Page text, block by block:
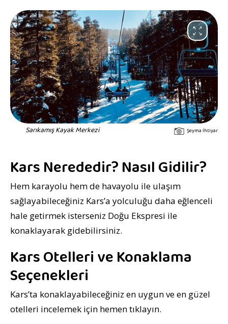
Sarıkamış Kayak Merkezi Şeyma İhtiyar
Kars Nerededir? Nasıl Gidilir?
Hem karayolu hem de havayolu ile ulaşım
sağlayabileceğiniz Kars’a yolculuğu daha eğlenceli
hale getirmek isterseniz Doğu Ekspresi ile
konaklayarak gidebilirsiniz.
Kars Otelleri ve Konaklama
Seçenekleri
Kars’ta konaklayabileceğiniz en uygun ve en güzel
otelleri incelemek için hemen tıklayın.